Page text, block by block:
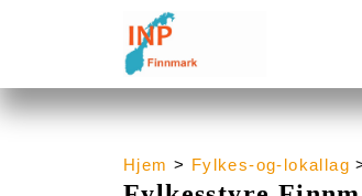
Hjem > Fylkes-og-lokallag